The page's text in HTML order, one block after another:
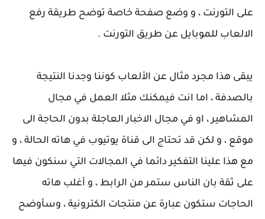
على التورنت ، و وضع صفحة خاصة توضح طريقة رفع
الالعاب للموبايل عن طريق التورنت .
يبقى هذا مجرد مثال عن الألعاب كوننا وجدنا النتيجة
بالصدفة ، اما انت فيمكنك مثلا العمل في مجال
المشاهير ، او في مجال الاخبار العاجلة بدون الحاجة الى
موقع ، و لكن قد تحتاج الى قناة يوتيوب في هاته الحالة ، و
مع هذا علينا التفكير دائما في المجالات التي سنكون فيها
على ثقة بان الناس ستمر من الرابط ، و أغلب هاته
الحاجات ستكون عبارة عن منتجات الكترونية ، وسأوضح